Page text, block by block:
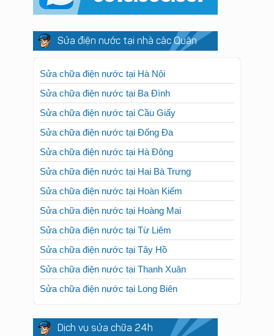
Sửa điện nước tại nhà các Quận
Sửa chữa điện nước tại Hà Nội
Sửa chữa điện nước tại Ba Đình
Sửa chữa điện nước tại Cầu Giấy
Sửa chữa điện nước tại Đống Đa
Sửa chữa điện nước tại Hà Đông
Sửa chữa điện nước tại Hai Bà Trưng
Sửa chữa điện nước tại Hoàn Kiếm
Sửa chữa điện nước tại Hoàng Mai
Sửa chữa điện nước tại Từ Liêm
Sửa chữa điện nước tại Tây Hồ
Sửa chữa điện nước tại Thanh Xuân
Sửa chữa điện nước tại Long Biên
Dịch vụ sửa chữa 24h